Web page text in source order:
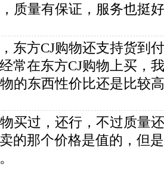
质量有保证，服务也挺
东方CJ购物还支持货到
常在东方CJ购物上买，
的东西性价比还是比较
买过，还行，不过质量
的那个价格是值的，但